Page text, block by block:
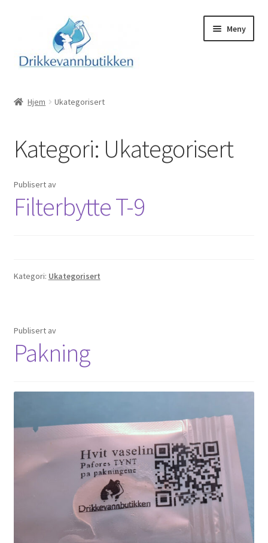
navigasjon
Meny
Info
Kontakt oss
Om oss
Nettbutikk
Hjem Ukategorisert
Kategori: Ukategorisert
Publisert av
Filterbytte T-9
Kategori: Ukategorisert
Publisert av
Pakning